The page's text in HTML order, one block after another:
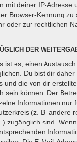
mit deiner IP-Adresse
Browser-Kennung zu
oder zur rechtlichen
DER
ist es, einen
Du bist dir daher
und die von dir
sein können. Der
Informationen nur
(z. B. andere
zugänglich sind.